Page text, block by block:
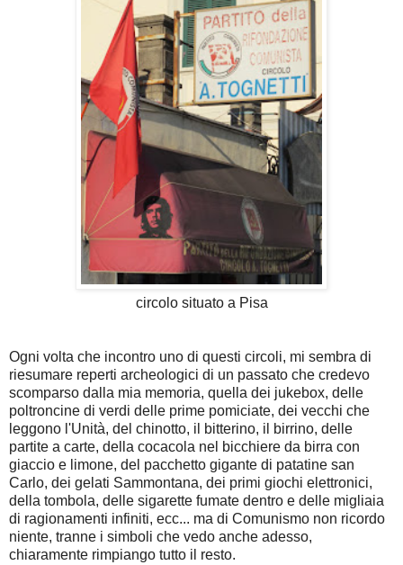
circolo situato a Pisa
Ogni volta che incontro uno di questi circoli, mi sembra di
riesumare reperti archeologici di un passato che credevo
scomparso dalla mia memoria, quella dei jukebox, delle
poltroncine di verdi delle prime pomiciate, dei vecchi che
leggono l'Unità, del chinotto, il bitterino, il birrino, delle
partite a carte, della cocacola nel bicchiere da birra con
giaccio e limone, del pacchetto gigante di patatine san
Carlo, dei gelati Sammontana, dei primi giochi elettronici,
della tombola, delle sigarette fumate dentro e delle migliaia
di ragionamenti infiniti, ecc... ma di Comunismo non ricordo
niente, tranne i simboli che vedo anche adesso,
chiaramente rimpiango tutto il resto.